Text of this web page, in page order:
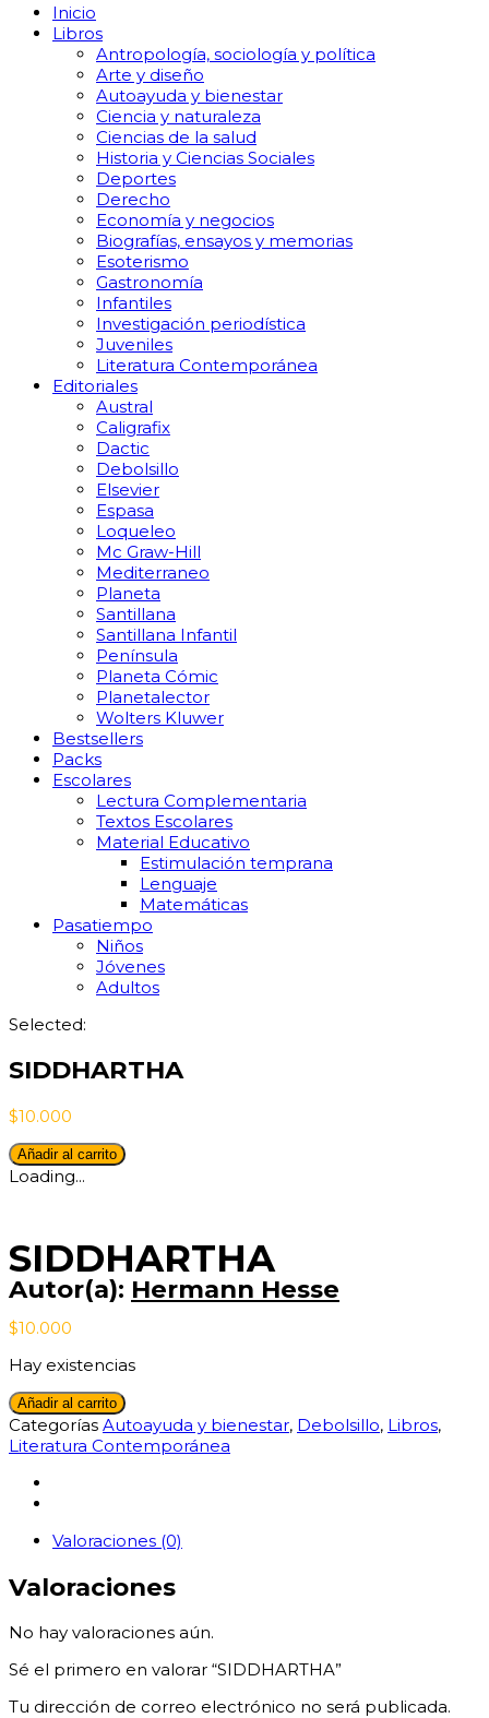
Inicio
Libros
Antropología, sociología y política
Arte y diseño
Autoayuda y bienestar
Ciencia y naturaleza
Ciencias de la salud
Historia y Ciencias Sociales
Deportes
Derecho
Economía y negocios
Biografías, ensayos y memorias
Esoterismo
Gastronomía
Infantiles
Investigación periodística
Juveniles
Literatura Contemporánea
Editoriales
Austral
Caligrafix
Dactic
Debolsillo
Elsevier
Espasa
Loqueleo
Mc Graw-Hill
Mediterraneo
Planeta
Santillana
Santillana Infantil
Península
Planeta Cómic
Planetalector
Wolters Kluwer
Bestsellers
Packs
Escolares
Lectura Complementaria
Textos Escolares
Material Educativo
Estimulación temprana
Lenguaje
Matemáticas
Pasatiempo
Niños
Jóvenes
Adultos
Selected:
SIDDHARTHA
$10.000
SIDDHARTHA
cantidad
Añadir al carrito
Loading...
SIDDHARTHA
Autor(a): Hermann Hesse
$10.000
Hay existencias
SIDDHARTHA
cantidad
Añadir al carrito
Categorías Autoayuda y bienestar, Debolsillo, Libros,
Literatura Contemporánea
Valoraciones (0)
Valoraciones
No hay valoraciones aún.
Sé el primero en valorar “SIDDHARTHA”
Tu dirección de correo electrónico no será publicada.